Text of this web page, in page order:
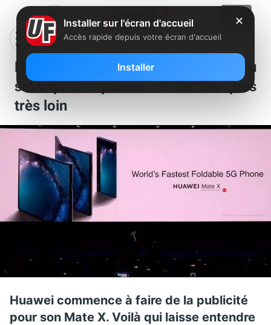
Huawei Mate X : le lancement du
smartphone pliable ne semble plus
très loin
Huawei commence à faire de la publicité
pour son Mate X. Voilà qui laisse entendre
✕
Installer sur l'écran d'accueil
Accès rapide depuis votre écran d'accueil
Installer